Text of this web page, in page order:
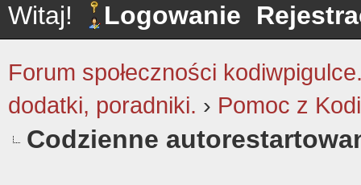
Witaj! Logowanie
Forum społeczności
dodatki, poradniki. › Pomoc z Kodi
Codzienne